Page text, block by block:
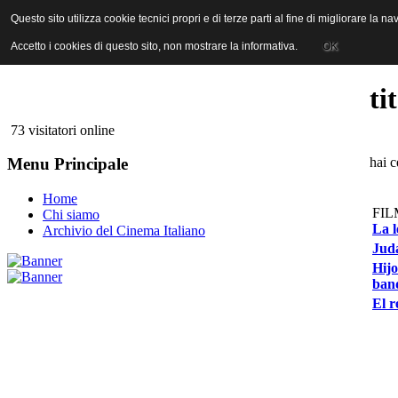
ANICA | Associazione Nazionale Industrie Cinematografiche
73 visitatori online
Menu Principale
Home
Chi siamo
Archivio del Cinema Italiano
hai
La
El
Questo sito utilizza cookie tecnici propri e di terze parti al fine di migliorare la
Accetto i cookies di questo sito, non mostrare la informativa. OK
Questo sito utilizza cookie tecnici propri e di terze parti al fine di migliorare la
Accetto i cookies di questo sito, non mostrare la informativa. OK